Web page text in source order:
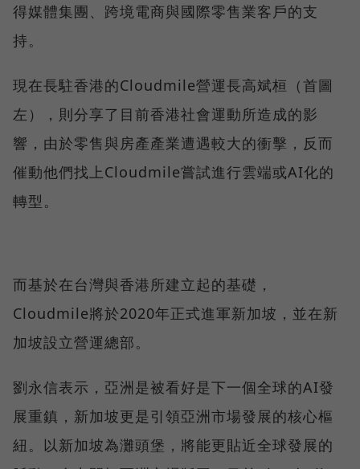
得媒體集團、跨境電商與國際零售業客戶的支
持。
現在長駐香港的Cloudmile營運長高斌桓（首圖
左），則分享了目前香港社會運動所造成的影
響，由於零售與房產產業遭遇較大的衝擊，反而
催動他們找上Cloudmile嘗試進行雲端或AI化的
轉型。
而基於在台灣與香港所建立起的基礎，
Cloudmile將於2020年正式進軍新加坡，並在新
加坡設立營運總部。
劉永信表示，亞洲是被看好是下一個全球的AI發
展重鎮，新加坡更是引領亞洲市場發展的核心樞
紐。以新加坡為灘頭堡，將能更貼近全球發展的